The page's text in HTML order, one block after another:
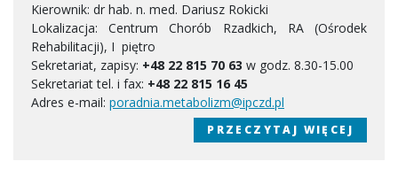
Kierownik: dr hab. n. med. Dariusz Rokicki
Lokalizacja: Centrum Chorób Rzadkich, RA (Ośrodek
Rehabilitacji), I piętro
Sekretariat, zapisy: +48 22 815 70 63 w godz. 8.30-15.00
Sekretariat tel. i fax: +48 22 815 16 45
Adres e-mail: poradnia.metabolizm@ipczd.pl
PRZECZYTAJ WIĘCEJ